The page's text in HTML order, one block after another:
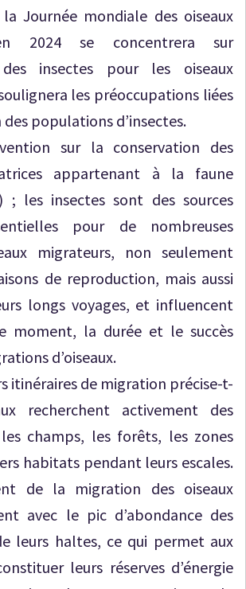
Journée mondiale des oiseaux
2024 se concentrera sur
des insectes pour les oiseaux
les préoccupations liées
populations d’insectes.
sur la conservation des
appartenant à la faune
; les insectes sont des sources
pour de nombreuses
migrateurs, non seulement
de reproduction, mais aussi
longs voyages, et influencent
moment, la durée et le succès
d’oiseaux.
itinéraires de migration précise-t-
recherchent activement des
champs, les forêts, les zones
habitats pendant leurs escales.
de la migration des oiseaux
avec le pic d’abondance des
leurs haltes, ce qui permet aux
leurs réserves d’énergie